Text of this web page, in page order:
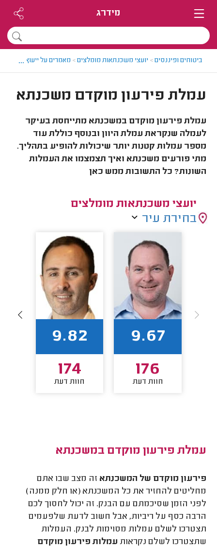
מידרג
ביטוחים ופיננסים> יועצי משכנתאות מומלצים> מאמרים על ייעוץ...
עמלת פירעון מוקדם משכנתא
עמלת פירעון מוקדם במשכנתא מתייחסת בעיקר
לעמלה שנקראת עמלת היוון ובנוסף כוללת עוד
מספר עמלות קטנות יותר שיכולות להופיע בתהליך.
מתי פורעים משכנתא ואיך תצמצמו את העמלות
השונות? כל התשובות ממש כאן
יועצי משכנתאות מומלצים
בחירת עיר
9.67
176
חוות דעת
9.82
174
חוות דעת
עמלת פירעון מוקדם במשכנתא
פירעון מוקדם של המשכנתא זה מצב שבו אתם
מחליטים להחזיר את כל המשכנתא (או חלק ממנה)
לפני הזמן שסיכמתם עם הבנק. זה יכול לחסוך לכם
הרבה כסף על ריביות, אבל חשוב לדעת שלפעמים
תצטרכו לשלם עמלות מסוימות לבנק. העמלות
שתצטרכו לשלם נקראות עמלות פירעון מוקדם